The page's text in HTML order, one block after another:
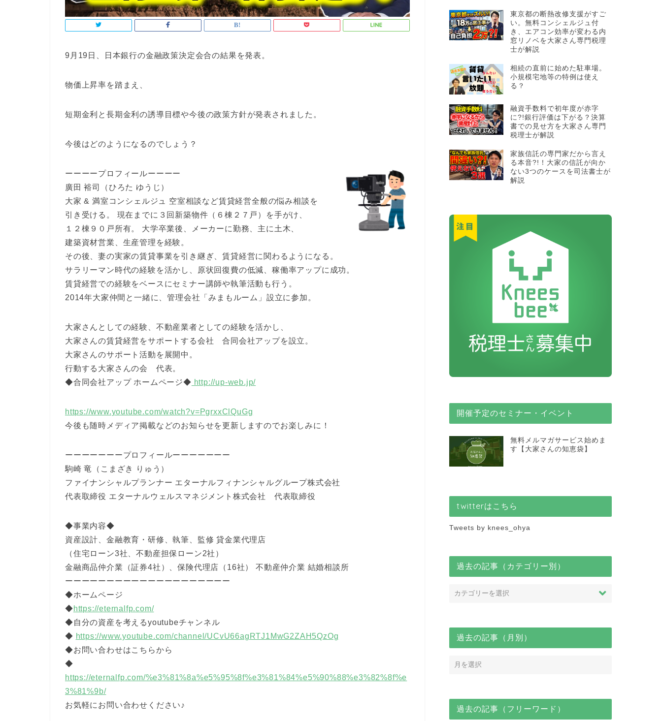
9月19日、日本銀行の金融政策決定会合の結果を発表。
物価上昇率を踏まえ、
短期金利と長期金利の誘導目標や今後の政策方針が発表されました。
今後はどのようになるのでしょう？
ーーーープロフィールーーーー
廣田 裕司（ひろた ゆうじ）
大家 & 満室コンシェルジュ 空室相談など賃貸経営全般の悩み相談を
引き受ける。 現在までに３回新築物件（６棟２７戸）を手がけ、
１２棟９０戸所有。 大学卒業後、メーカーに勤務、主に土木、
建築資材営業、生産管理を経験。
その後、妻の実家の賃貸事業を引き継ぎ、賃貸経営に関わるようになる。
サラリーマン時代の経験を活かし、原状回復費の低減、稼働率アップに成功。
賃貸経営での経験をベースにセミナー講師や執筆活動も行う。
2014年大家仲間と一緒に、管理会社「みまもルーム」設立に参加。
大家さんとしての経験、不動産業者としての経験を活かし、
大家さんの賃貸経営をサポートする会社 合同会社アップを設立。
大家さんのサポート活動を展開中。
行動する大家さんの会 代表。
◆合同会社アップ ホームページ◆ http://up-web.jp/
https://www.youtube.com/watch?v=PgrxxClQuGg
今後も随時メディア掲載などのお知らせを更新しますのでお楽しみに！
ーーーーーーープロフィールーーーーーーー
駒崎 竜（こまざき りゅう）
ファイナンシャルプランナー エターナルフィナンシャルグループ株式会社
代表取締役 エターナルウェルスマネジメント株式会社 代表取締役
◆事業内容◆
資産設計、金融教育・研修、執筆、監修 貸金業代理店
（住宅ローン3社、不動産担保ローン2社）
金融商品仲介業（証券4社）、保険代理店（16社） 不動産仲介業 結婚相談所
ーーーーーーーーーーーーーーーーーーーー
◆ホームページ
◆https://eternalfp.com/
◆自分の資産を考えるyoutubeチャンネル
◆ https://www.youtube.com/channel/UCvU66agRTJ1MwG2ZAH5QzOg
◆お問い合わせはこちらから
◆
https://eternalfp.com/%e3%81%8a%e5%95%8f%e3%81%84%e5%90%88%e3%82%8f%e
3%81%9b/
お気軽にお問い合わせください♪
東京都の断熱改修支援がすご
い。無料コンシェルジュ付
き、エアコン効率が変わる内
窓リノベを大家さん専門税理
士が解説
相続の直前に始めた駐車場。
小規模宅地等の特例は使え
る？
融資手数料で初年度が赤字
に?!銀行評価は下がる？決算
書での見せ方を大家さん専門
税理士が解説
家族信託の専門家だから言え
る本音?!！大家の信託が向か
ない3つのケースを司法書士が
解説
開催予定のセミナー・イベント
無料メルマガサービス始めま
す【大家さんの知恵袋】
twitterはこちら
Tweets by knees_ohya
過去の記事（カテゴリー別）
過去の記事（月別）
過去の記事（フリーワード）